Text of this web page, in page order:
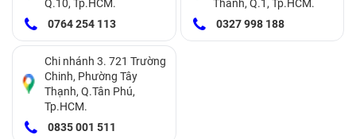
phần:
Màn hình LCD
Cảm ứng
Film
Lớp kính ngoài
Khi 1 trong 4 lớp cấu tạo màn hình này bị tổn thương,
Q.10, Tp.HCM.
0764 254 113
Thành, Q.1, Tp.HCM.
0327 998 188
Chi nhánh 3. 721 Trường
Chinh, Phường Tây
Thạnh, Q.Tân Phú,
Tp.HCM.
0835 001 511